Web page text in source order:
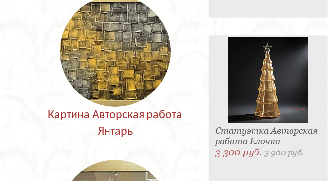
Картина Авторская работа
Янтарь
Статуэтка Авторская
работа Елочка
3 300 руб.3 960 руб.